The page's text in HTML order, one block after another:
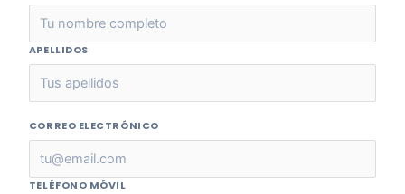
APELLIDOS
CORREO ELECTRÓNICO
TELÉFONO MÓVIL